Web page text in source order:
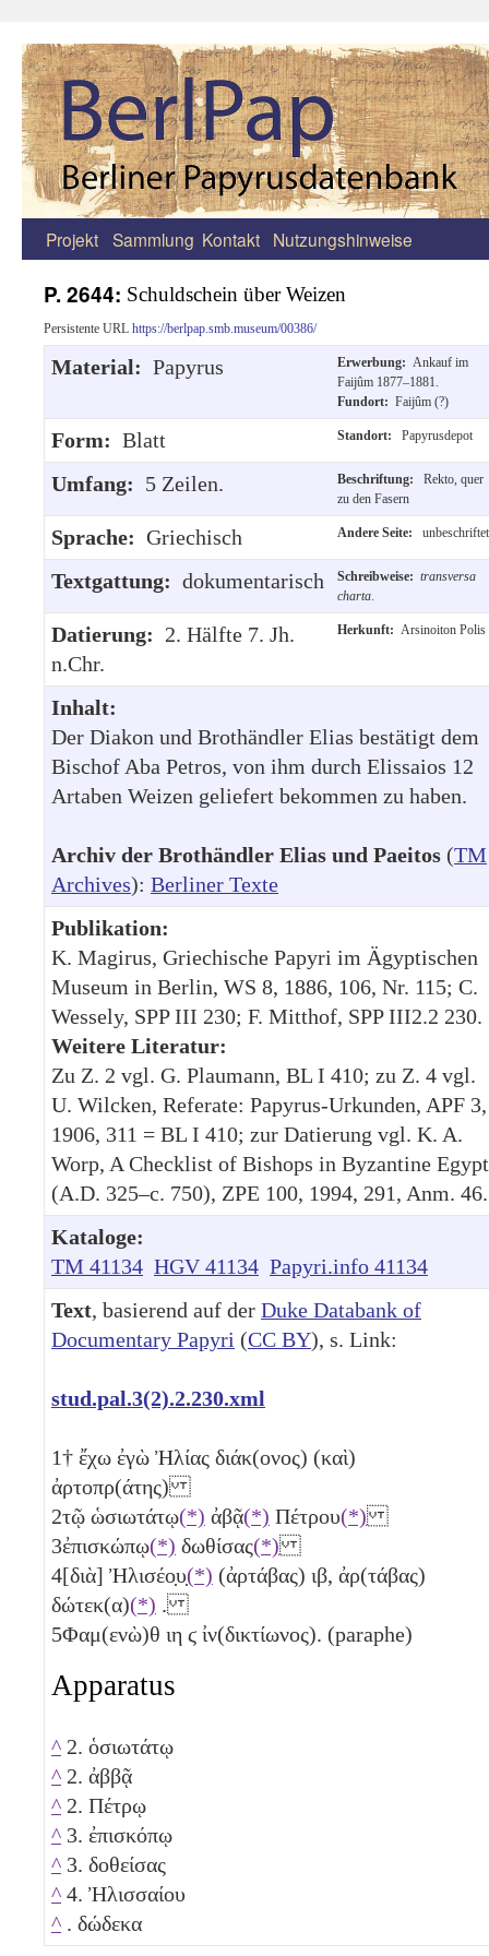
Zum
springen
Projekt Sammlung Kontakt Nutzungshinweise
P. 2644: Schuldschein über Weizen
Persistente URL https://berlpap.smb.museum/00386/
Material: Papyrus Erwerbung: Ankauf im
Faijûm 1877–1881.
Fundort: Faijûm (?)
Form: Blatt Standort: Papyrusdepot
Umfang: 5 Zeilen. Beschriftung:
Rekto, quer
zu den Fasern
Sprache: Griechisch Andere Seite: unbeschriftet
Textgattung: dokumentarisch Schreibweise: transversa
charta
Datierung: 2. Hälfte 7. Jh.
n.Chr.
Herkunft: Arsinoiton Polis
Inhalt:
Der Diakon und Brothändler Elias bestätigt dem
Bischof Aba Petros, von ihm durch Elissaios 12
Artaben Weizen geliefert bekommen zu haben.
Archiv der Brothändler Elias und Paeitos (TM
Archives): Berliner Texte
Publikation:
K. Magirus, Griechische Papyri im Ägyptischen
Museum in Berlin, WS 8, 1886, 106, Nr. 115; C.
Wessely, SPP III 230; F. Mitthof, SPP III2.2 230.
Weitere Literatur:
Zu Z. 2 vgl. G. Plaumann, BL I 410; zu Z. 4 vgl.
U. Wilcken, Referate: Papyrus-Urkunden, APF 3,
1906, 311 = BL I 410; zur Datierung vgl. K. A.
Worp, A Checklist of Bishops in Byzantine Egypt
(A.D. 325–c. 750), ZPE 100, 1994, 291, Anm. 46.
Kataloge:
TM 41134 HGV 41134 Papyri.info 41134
Text, basierend auf der Duke Databank of
Documentary Papyri (CC BY), s. Link:
stud.pal.3(2).2.230.xml
1† ἔχω ἐγὼ Ἠλίας διάκ(ονος) (καὶ)
ἀρτοπρ(άτης)
2τῷ ὡσιωτάτῳ(*) ἀβᾷ(*) Πέτρου(*)
3ἐπισκώπῳ(*) δωθίσας(*)
4[διὰ] Ἠλισέο̣υ̣(*) (ἀρτάβας) ιβ, ἀρ(τάβας)
δώτεκ(α)(*) .
5Φαμ(ενὼ)θ ιη ϛ ἰν(δικτίωνος). (paraphe)
Apparatus
^ 2. ὁσιωτάτῳ
^ 2. ἀββᾷ
^ 2. Πέτρῳ
^ 3. ἐπισκόπῳ
^ 3. δοθείσας
^ 4. Ἠλισσαίου
^ . δώδεκα